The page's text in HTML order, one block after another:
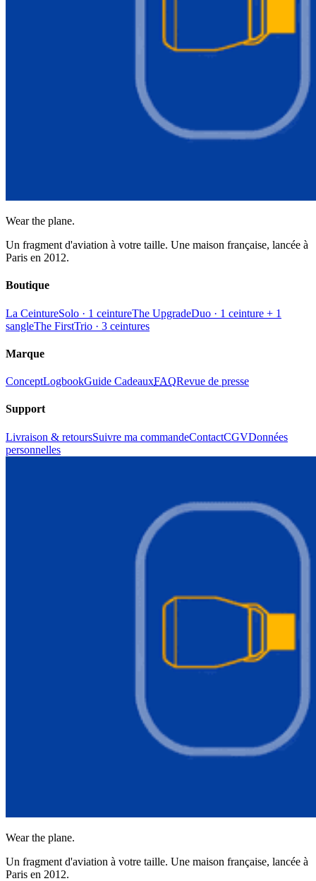
Wear the plane.
Un fragment d'aviation à votre taille. Une maison française, lancée à
Paris en 2012.
Boutique
La CeintureSolo · 1 ceintureThe UpgradeDuo · 1 ceinture + 1
sangleThe FirstTrio · 3 ceintures
Marque
ConceptLogbookGuide CadeauxFAQRevue de presse
Support
Livraison & retoursSuivre ma commandeContactCGVDonnées
personnelles
Wear the plane.
Un fragment d'aviation à votre taille. Une maison française, lancée à
Paris en 2012.